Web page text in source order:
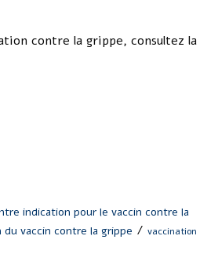
contre la grippe, consultez la
indication pour le vaccin contre la
du vaccin contre la grippe / vaccination